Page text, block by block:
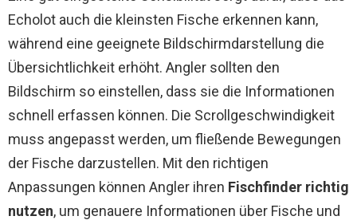
Echolot auch die kleinsten Fische erkennen kann,
während eine geeignete Bildschirmdarstellung die
Übersichtlichkeit erhöht. Angler sollten den
Bildschirm so einstellen, dass sie die Informationen
schnell erfassen können. Die Scrollgeschwindigkeit
muss angepasst werden, um fließende Bewegungen
der Fische darzustellen. Mit den richtigen
Anpassungen können Angler ihren Fischfinder richtig
nutzen, um genauere Informationen über Fische und